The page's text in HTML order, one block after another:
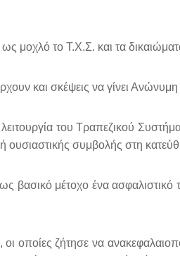
μοχλό το Τ.Χ.Σ. και τα
και σκέψεις να γίνει Ανώνυμη
του Τραπεζικού
συμβολής στη
βασικό μέτοχο ένα
οποίες ζήτησε να